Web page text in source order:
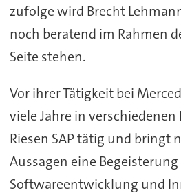
zufolge wird Brecht
noch beratend im Rahmen
Seite stehen.
Vor ihrer Tätigkeit bei
viele Jahre in
Riesen SAP tätig und bringt
Aussagen eine
Softwareentwicklung und